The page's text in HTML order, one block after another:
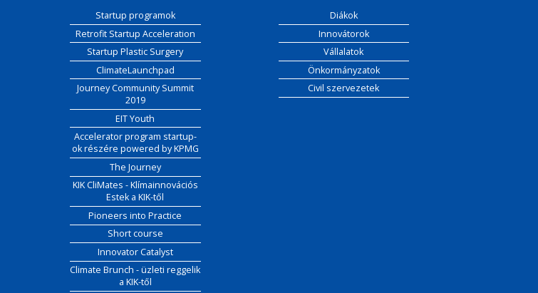
Startup programok
Retrofit Startup Acceleration
Startup Plastic Surgery
ClimateLaunchpad
Journey Community Summit
2019
EIT Youth
Accelerator program startup-
ok részére powered by KPMG
The Journey
KIK CliMates - Klímainnovációs
Estek a KIK-től
Pioneers into Practice
Short course
Innovator Catalyst
Climate Brunch - üzleti reggelik
a KIK-től
Diákok
Innovátorok
Vállalatok
Önkormányzatok
Civil szervezetek